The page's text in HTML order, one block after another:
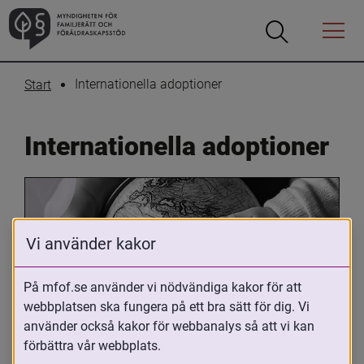
Öppna
Öppna
Menyn
Start Internationella adoptioner
Internationella adoptioner
Oavsett om du är adopterad,
adoptivförälder eller arbetar med
Vi använder kakor
På mfof.se använder vi nödvändiga kakor för att
webbplatsen ska fungera på ett bra sätt för dig. Vi
använder också kakor för webbanalys så att vi kan
förbättra vår webbplats.